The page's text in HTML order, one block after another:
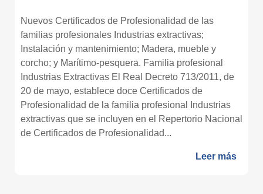
Nuevos Certificados de Profesionalidad de las
familias profesionales Industrias extractivas;
Instalación y mantenimiento; Madera, mueble y
corcho; y Marítimo-pesquera. Familia profesional
Industrias Extractivas El Real Decreto 713/2011, de
20 de mayo, establece doce Certificados de
Profesionalidad de la familia profesional Industrias
extractivas que se incluyen en el Repertorio Nacional
de Certificados de Profesionalidad...
Leer más